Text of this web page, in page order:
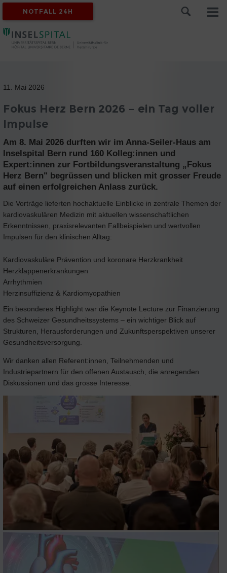
NOTFALL 24H
11. Mai 2026
Fokus Herz Bern 2026 – ein Tag voller
Impulse
Am 8. Mai 2026 durften wir im Anna-Seiler-Haus am
Inselspital Bern rund 160 Kolleg:innen und
Expert:innen zur Fortbildungsveranstaltung „Fokus
Herz Bern" begrüssen und blicken mit grosser Freude
auf einen erfolgreichen Anlass zurück.
Die Vorträge lieferten hochaktuelle Einblicke in zentrale Themen der
kardiovaskulären Medizin mit aktuellen wissenschaftlichen
Erkenntnissen, praxisrelevanten Fallbeispielen und wertvollen
Impulsen für den klinischen Alltag:
Kardiovaskuläre Prävention und koronare Herzkrankheit
Herzklappenerkrankungen
Arrhythmien
Herzinsuffizienz & Kardiomyopathien
Ein besonderes Highlight war die Keynote Lecture zur Finanzierung
des Schweizer Gesundheitssystems – ein wichtiger Blick auf
Strukturen, Herausforderungen und Zukunftsperspektiven unserer
Gesundheitsversorgung.
Wir danken allen Referent:innen, Teilnehmenden und
Industriepartnern für den offenen Austausch, die anregenden
Diskussionen und das grosse Interesse.